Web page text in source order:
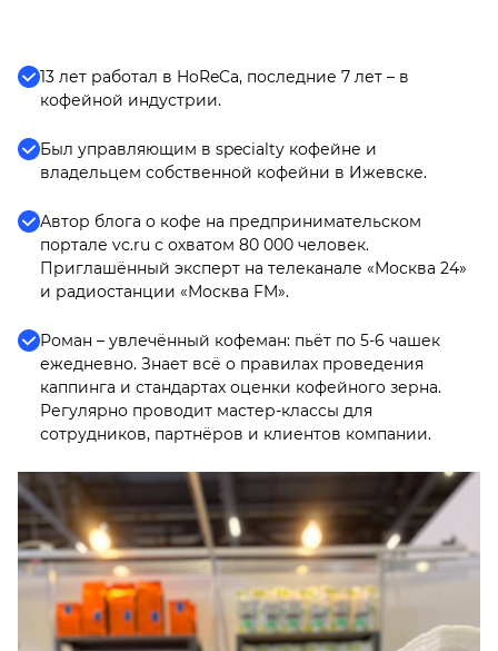
13 лет работал в HoReCa, последние 7 лет – в
кофейной индустрии.
Был управляющим в specialty кофейне и
владельцем собственной кофейни в Ижевске.
Автор блога о кофе на предпринимательском
портале vc.ru с охватом 80 000 человек.
Приглашённый эксперт на телеканале «Москва 24»
и радиостанции «Москва FM».
Роман – увлечённый кофеман: пьёт по 5-6 чашек
ежедневно. Знает всё о правилах проведения
каппинга и стандартах оценки кофейного зерна.
Регулярно проводит мастер-классы для
сотрудников, партнёров и клиентов компании.